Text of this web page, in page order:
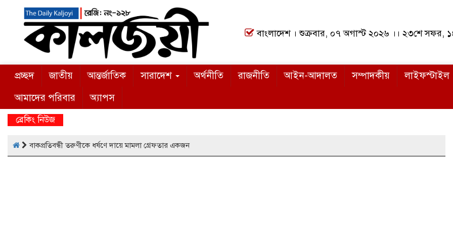
বাংলাদেশ । শুক্রবার, ০৭ অগাস্ট ২০২৬ ।। ২৩শে সফর,
প্রচ্ছদ জাতীয় আন্তর্জাতিক সারাদেশ অর্থনীতি রাজনীতি আইন-আদালত সম্পাদকীয় লাইফস্টাইল
আমাদের পরিবার
অ্যাপস
ব্রেকিং নিউজ
বাকপ্রতিবন্ধী তরুণীকে ধর্ষণে দায়ে মামলা গ্রেফতার একজন